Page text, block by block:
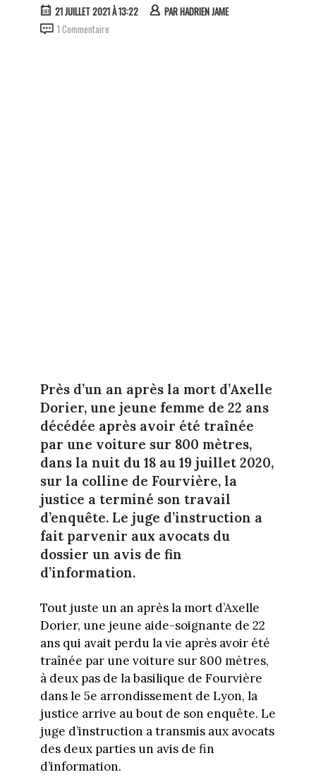
21 JUILLET 2021 À 13:22 PARHADRIEN JAME
1 Commentaire
Près d’un an après la mort d’Axelle
Dorier, une jeune femme de 22 ans
décédée après avoir été traînée
par une voiture sur 800 mètres,
dans la nuit du 18 au 19 juillet 2020,
sur la colline de Fourvière, la
justice a terminé son travail
d’enquête. Le juge d’instruction a
fait parvenir aux avocats du
dossier un avis de fin
d’information.
Tout juste un an après la mort d’Axelle
Dorier, une jeune aide-soignante de 22
ans qui avait perdu la vie après avoir été
traînée par une voiture sur 800 mètres,
à deux pas de la basilique de Fourvière
dans le 5e arrondissement de Lyon, la
justice arrive au bout de son enquête. Le
juge d’instruction a transmis aux avocats
des deux parties un avis de fin
d’information.